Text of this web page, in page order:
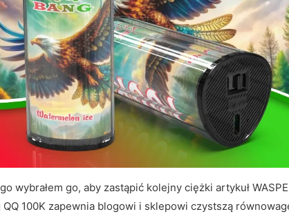
wybrałem go, aby zastąpić kolejny ciężki artykuł
100K zapewnia blogowi i sklepowi czystszą